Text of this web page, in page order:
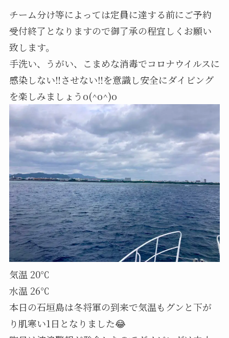
チーム分け等によっては定員に達する前にご予約
受付終了となりますので御了承の程宜しくお願い
致します。
手洗い、うがい、こまめな消毒でコロナウイルスに
感染しない‼️させない‼️を意識し安全にダイビング
を楽しみましょうo(^o^)o
気温 20℃
水温 26℃
本日の石垣島は冬将軍の到来で気温もグンと下が
り肌寒い1日となりました😂